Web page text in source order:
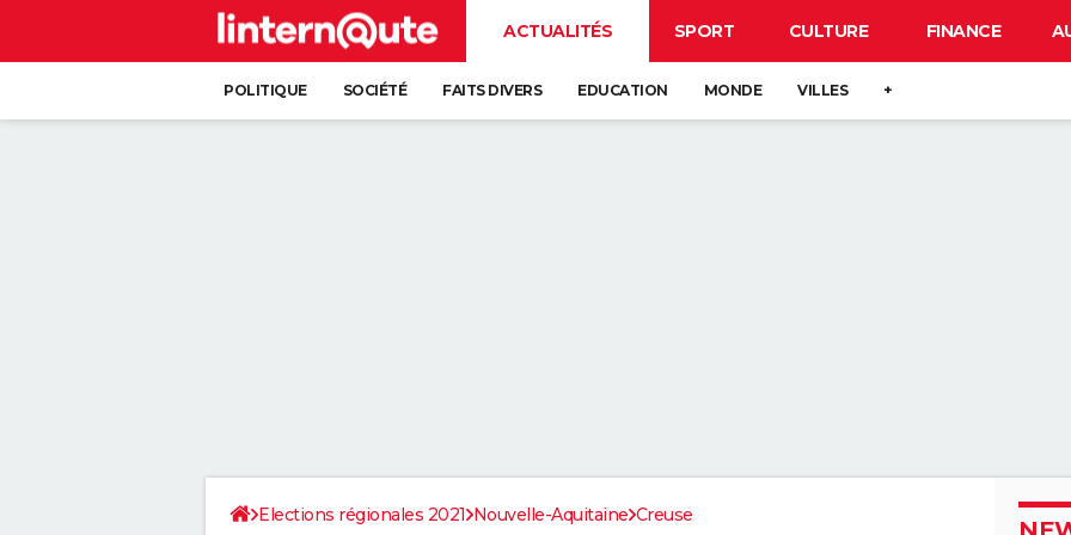
ACTUALITÉS SPORT CULTURE FINANCE
POLITIQUE SOCIÉTÉ FAITS DIVERS EDUCATION MONDE VILLES +
Elections régionales 2021 Nouvelle-Aquitaine Creuse